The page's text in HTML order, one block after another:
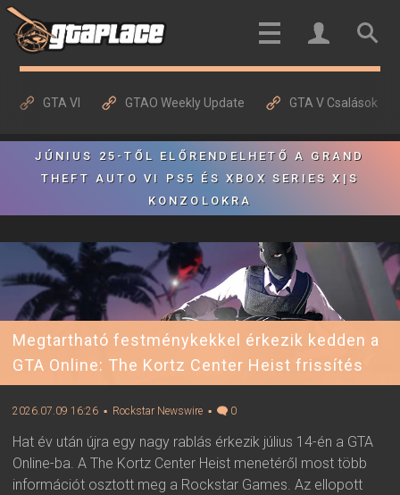
GTA VI GTAO Weekly Update GTA V Csalások
JÚNIUS 25-TŐL ELŐRENDELHETŐ A GRAND
THEFT AUTO VI PS5 ÉS XBOX SERIES X|S
KONZOLOKRA
Megtartható festménykekkel érkezik kedden a
GTA Online: The Kortz Center Heist frissítés
2026.07.09 16:26 ▪ Rockstar Newswire ▪ 0
Hat év után újra egy nagy rablás érkezik július 14-én a GTA
Online-ba. A The Kortz Center Heist menetéről most több
információt osztott meg a Rockstar Games. Az ellopott